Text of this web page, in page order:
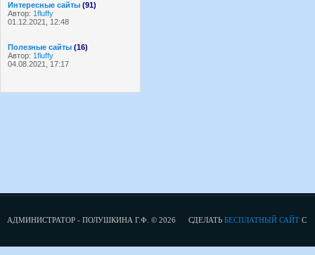
Интересные сайты (91)
Автор: 1fluffy
01.12.2021, 12:48
Полезные сайты (16)
Автор: 1fluffy
04.08.2021, 17:17
АДМИНИСТРАТОР - ПОЛУШКИНА Г.Ф. © 2026 СДЕЛАТЬ БЕСПЛАТНЫЙ САЙТ С